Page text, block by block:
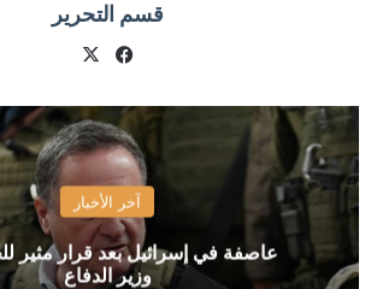
قسم التحرير
فيسبوك
آخر الأخبار
عاصفة في إسرائيل بعد قرار مثير
وزير الدفاع